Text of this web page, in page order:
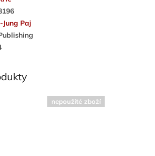
Jung Paj
nepoužité zboží